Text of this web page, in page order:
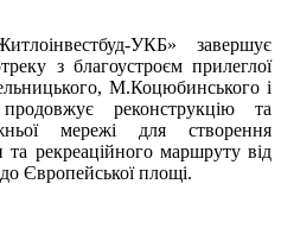
УКБ» завершує
з благоустроєм прилеглої
М.Коцюбинського і
реконструкцію та
мережі для створення
та рекреаційного маршруту від
Європейської площі.